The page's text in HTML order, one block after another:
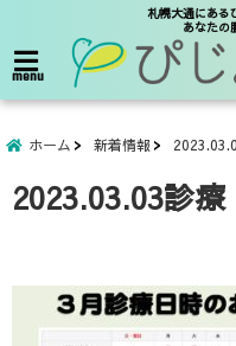
札幌大通にある
あなたの
menu
ホーム 新着情報
2023.03.03診療